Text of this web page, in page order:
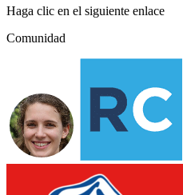
Haga clic en el siguiente enlace
Comunidad